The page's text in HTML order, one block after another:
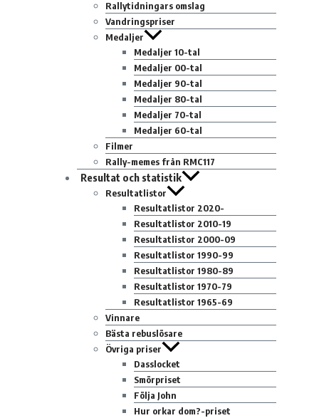
Rallytidningars omslag
Vandringspriser
Medaljer
Medaljer 10-tal
Medaljer 00-tal
Medaljer 90-tal
Medaljer 80-tal
Medaljer 70-tal
Medaljer 60-tal
Filmer
Rally-memes från RMC117
Resultat och statistik
Resultatlistor
Resultatlistor 2020-
Resultatlistor 2010-19
Resultatlistor 2000-09
Resultatlistor 1990-99
Resultatlistor 1980-89
Resultatlistor 1970-79
Resultatlistor 1965-69
Vinnare
Bästa rebuslösare
Övriga priser
Dasslocket
Smörpriset
Följa John
Hur orkar dom?-priset